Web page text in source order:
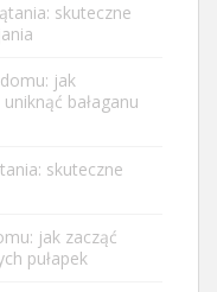
skuteczne
jak
bałaganu
skuteczne
jak zacząć
pułapek